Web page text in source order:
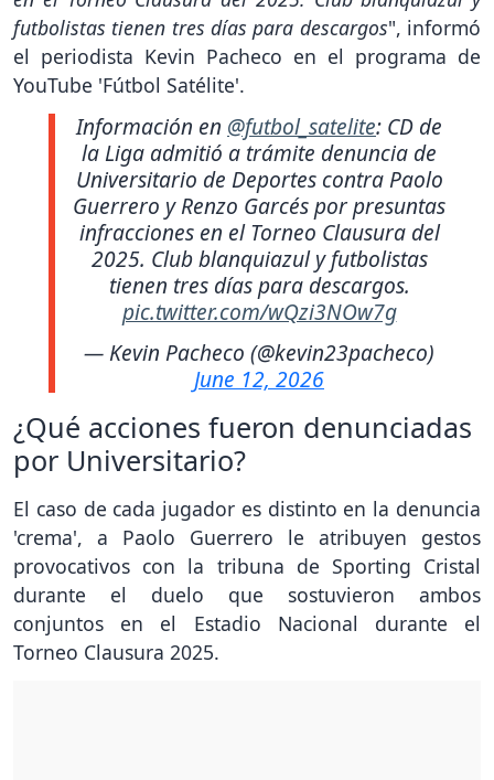
futbolistas tienen tres días para descargos", informó
el periodista Kevin Pacheco en el programa de
YouTube 'Fútbol Satélite'.
Información en @futbol_satelite: CD de
la Liga admitió a trámite denuncia de
Universitario de Deportes contra Paolo
Guerrero y Renzo Garcés por presuntas
infracciones en el Torneo Clausura del
2025. Club blanquiazul y futbolistas
tienen tres días para descargos.
pic.twitter.com/wQzi3NOw7g
— Kevin Pacheco (@kevin23pacheco)
June 12, 2026
¿Qué acciones fueron denunciadas
por Universitario?
El caso de cada jugador es distinto en la denuncia
'crema', a Paolo Guerrero le atribuyen gestos
provocativos con la tribuna de Sporting Cristal
durante el duelo que sostuvieron ambos
conjuntos en el Estadio Nacional durante el
Torneo Clausura 2025.